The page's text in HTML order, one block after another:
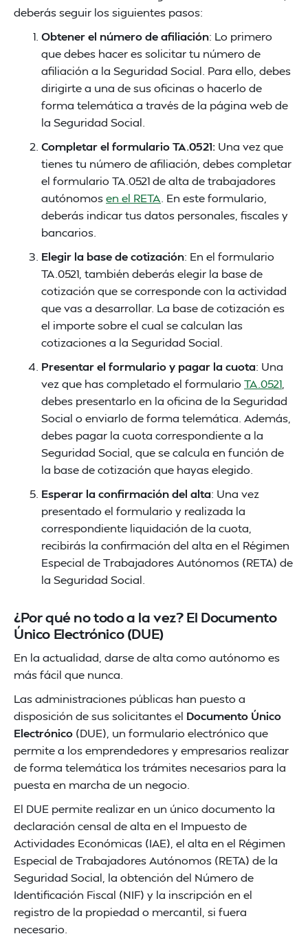
deberás seguir los siguientes pasos:
Obtener el número de afiliación: Lo primero
que debes hacer es solicitar tu número de
afiliación a la Seguridad Social. Para ello, debes
dirigirte a una de sus oficinas o hacerlo de
forma telemática a través de la página web de
la Seguridad Social.
Completar el formulario TA.0521: Una vez que
tienes tu número de afiliación, debes completar
el formulario TA.0521 de alta de trabajadores
autónomosen el RETA . En este formulario,
deberás indicar tus datos personales, fiscales y
bancarios.
Elegir la base de cotización: En el formulario
TA.0521, también deberás elegir la base de
cotización que se corresponde con la actividad
que vas a desarrollar. La base de cotización es
el importe sobre el cual se calculan las
cotizaciones a la Seguridad Social.
Presentar el formulario y pagar la cuota: Una
vez que has completado el formulario TA.0521
debes presentarlo en la oficina de la Seguridad
Social o enviarlo de forma telemática. Además,
debes pagar la cuota correspondiente a la
Seguridad Social, que se calcula en función de
la base de cotización que hayas elegido.
Esperar la confirmación del alta: Una vez
presentado el formulario y realizada la
correspondiente liquidación de la cuota,
recibirás la confirmación del alta en el Régimen
Especial de Trabajadores Autónomos (RETA) de
la Seguridad Social.
¿Por qué no todo a la vez? El Documento
Único Electrónico (DUE)
En la actualidad, darse de alta como autónomo es
más fácil que nunca.
Las administraciones públicas han puesto a
disposición de sus solicitantes el Documento Único
Electrónico (DUE), un formulario electrónico que
permite a los emprendedores y empresarios realizar
de forma telemática los trámites necesarios para la
puesta en marcha de un negocio.
El DUE permite realizar en un único documento la
declaración censal de alta en el Impuesto de
Actividades Económicas (IAE), el alta en el Régimen
Especial de Trabajadores Autónomos (RETA) de la
Seguridad Social, la obtención del Número de
Identificación Fiscal (NIF) y la inscripción en el
registro de la propiedad o mercantil, si fuera
necesario.